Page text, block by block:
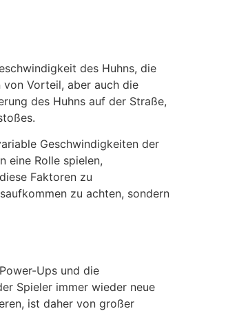
des Huhns, die
von Vorteil, aber auch die
des Huhns auf der Straße,
Geschwindigkeiten der
eine Rolle spielen,
Faktoren zu
zu achten, sondern
Ups und die
Spieler immer wieder neue
ist daher von großer